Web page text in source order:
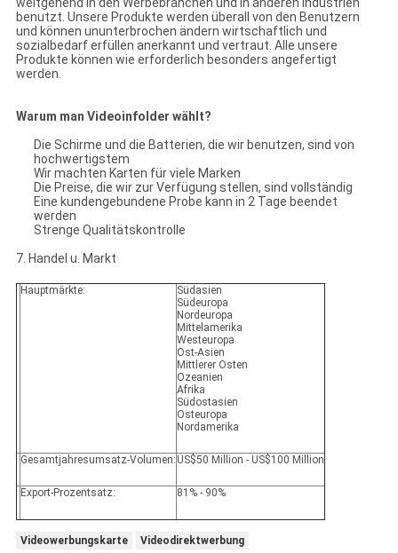
weitgehend in den Werbebranchen und in anderen Industrien
benutzt. Unsere Produkte werden überall von den Benutzern
und können ununterbrochen ändern wirtschaftlich und
sozialbedarf erfüllen anerkannt und vertraut. Alle unsere
Produkte können wie erforderlich besonders angefertigt
werden.
Warum man Videoinfolder wählt?
Die Schirme und die Batterien, die wir benutzen, sind von
hochwertigstem
Wir machten Karten für viele Marken
Die Preise, die wir zur Verfügung stellen, sind vollständig
Eine kundengebundene Probe kann in 2 Tage beendet
werden
Strenge Qualitätskontrolle
7. Handel u. Markt
Hauptmärkte:
Südasien
Südeuropa
Nordeuropa
Mittelamerika
Westeuropa
Ost-Asien
Mittlerer Osten
Ozeanien
Afrika
Südostasien
Osteuropa
Nordamerika
Gesamtjahresumsatz-Volumen: US$50 Million - US$100 Million
Export-Prozentsatz: 81% - 90%
Videowerbungskarte
Videodirektwerbung